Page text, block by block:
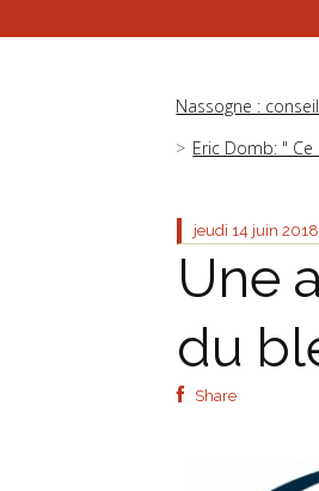
Nassogne :
Eric Domb: "
jeudi 14 juin 2018
Une
du
Share